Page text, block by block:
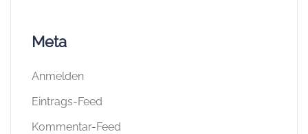
Meta
Anmelden
Eintrags-Feed
Kommentar-Feed